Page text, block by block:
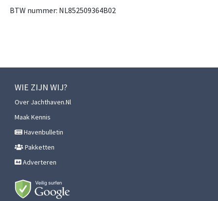
BTW nummer: NL852509364B02
WIE ZIJN WIJ?
Over Jachthaven.nl
Maak Kennis
Havenbulletin
Pakketten
Adverteren